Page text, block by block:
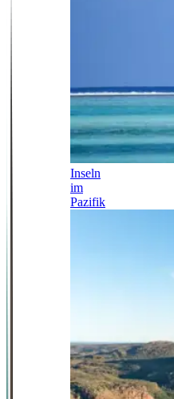
Inseln
im
Pazifik